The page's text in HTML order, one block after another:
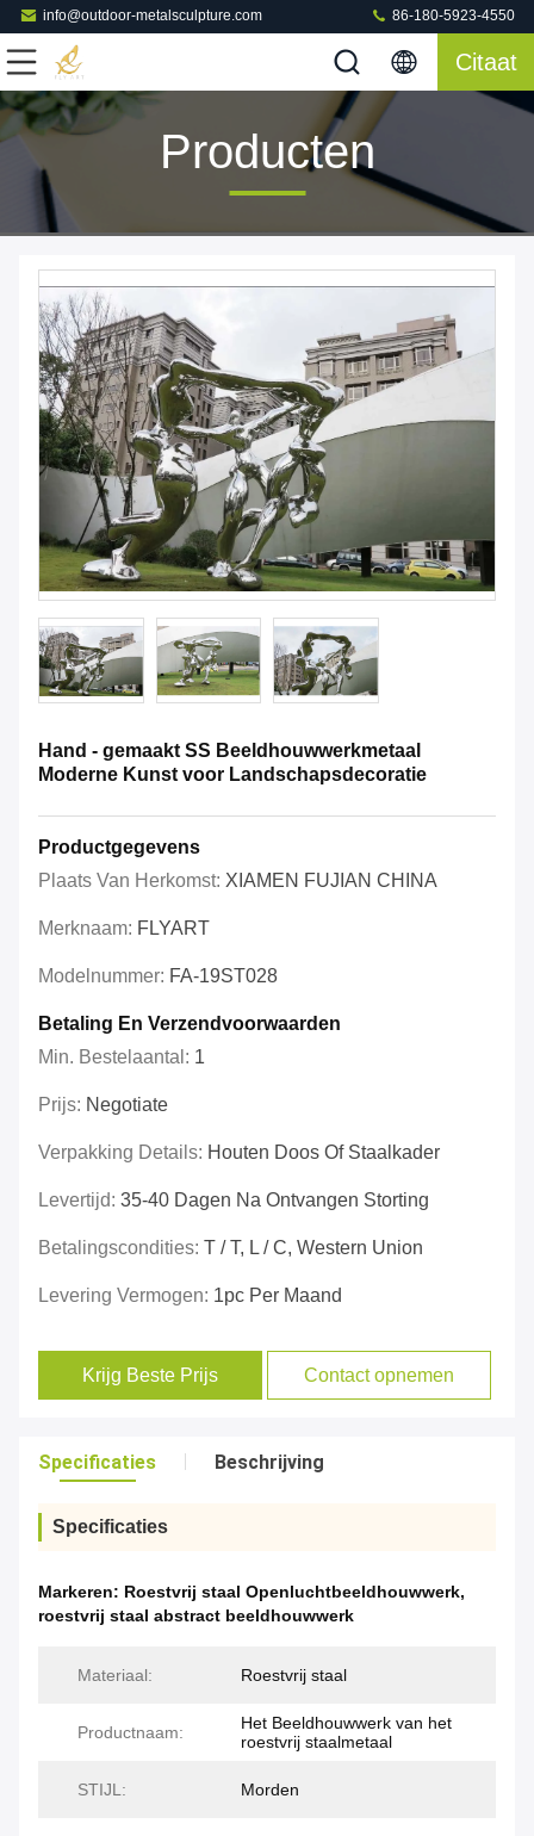
info@outdoor-metalsculpture.com 86-180-5923-4550
Citaat
Producten
Hand - gemaakt SS Beeldhouwwerkmetaal
Moderne Kunst voor Landschapsdecoratie
Productgegevens
Plaats Van Herkomst: XIAMEN FUJIAN CHINA
Merknaam: FLYART
Modelnummer: FA-19ST028
Betaling En Verzendvoorwaarden
Min. Bestelaantal: 1
Prijs: Negotiate
Verpakking Details: Houten Doos Of Staalkader
Levertijd: 35-40 Dagen Na Ontvangen Storting
Betalingscondities: T / T, L / C, Western Union
Levering Vermogen: 1pc Per Maand
Krijg Beste Prijs Contact opnemen
Specificaties Beschrijving
Specificaties
Markeren: Roestvrij staal Openluchtbeeldhouwwerk,
roestvrij staal abstract beeldhouwwerk
Materiaal: Roestvrij staal
Productnaam:
Het Beeldhouwwerk van het
roestvrij staalmetaal
STIJL: Morden